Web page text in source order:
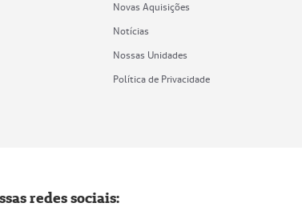
Novas Aquisições
Notícias
Nossas Unidades
Política de Privacidade
redes sociais: